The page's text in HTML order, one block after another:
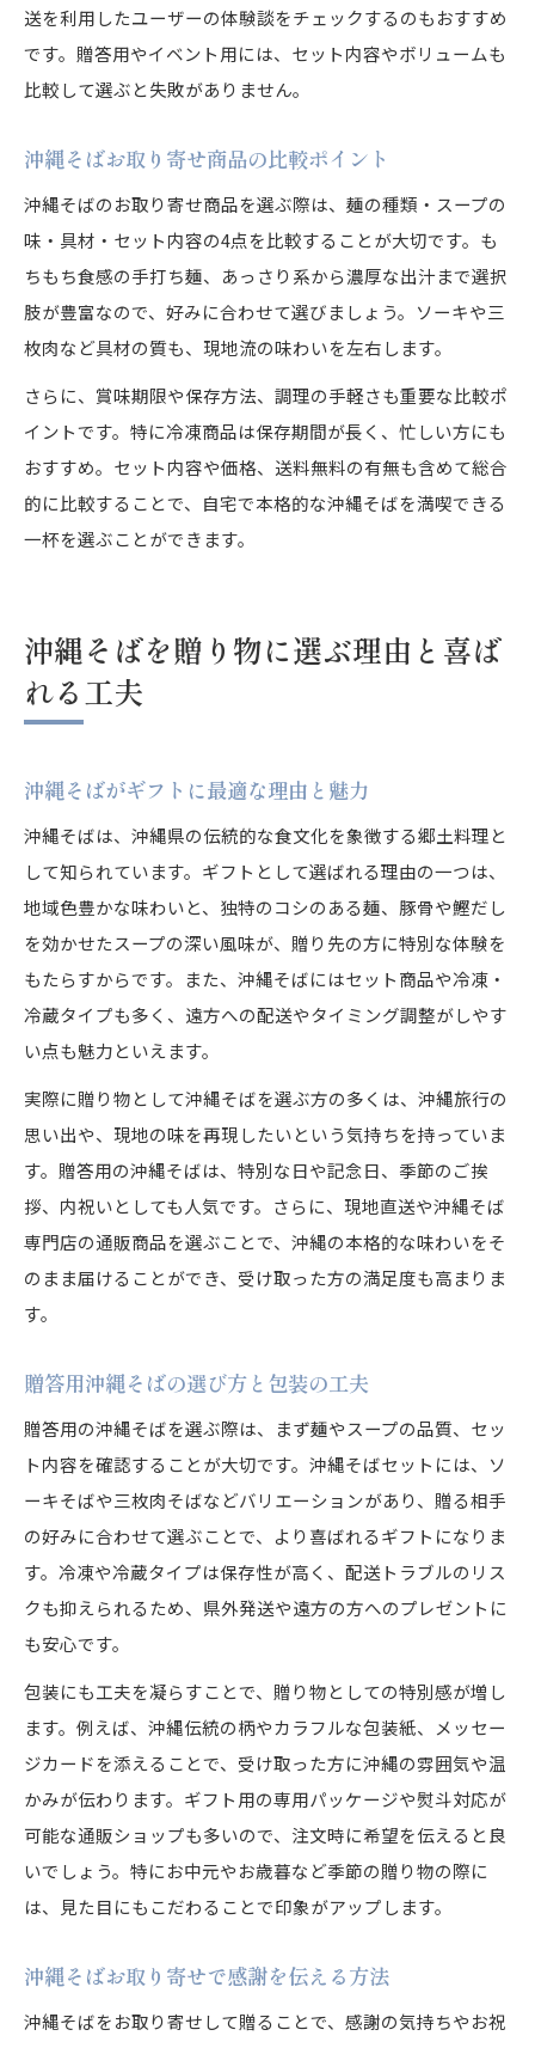
送を利用したユーザーの体験談をチェックするのもおすすめ
です。贈答用やイベント用には、セット内容やボリュームも
比較して選ぶと失敗がありません。
沖縄そばお取り寄せ商品の比較ポイント
沖縄そばのお取り寄せ商品を選ぶ際は、麺の種類・スープの
味・具材・セット内容の4点を比較することが大切です。も
ちもち食感の手打ち麺、あっさり系から濃厚な出汁まで選択
肢が豊富なので、好みに合わせて選びましょう。ソーキや三
枚肉など具材の質も、現地流の味わいを左右します。
さらに、賞味期限や保存方法、調理の手軽さも重要な比較ポ
イントです。特に冷凍商品は保存期間が長く、忙しい方にも
おすすめ。セット内容や価格、送料無料の有無も含めて総合
的に比較することで、自宅で本格的な沖縄そばを満喫できる
一杯を選ぶことができます。
沖縄そばを贈り物に選ぶ理由と喜ば
れる工夫
沖縄そばがギフトに最適な理由と魅力
沖縄そばは、沖縄県の伝統的な食文化を象徴する郷土料理と
して知られています。ギフトとして選ばれる理由の一つは、
地域色豊かな味わいと、独特のコシのある麺、豚骨や鰹だし
を効かせたスープの深い風味が、贈り先の方に特別な体験を
もたらすからです。また、沖縄そばにはセット商品や冷凍・
冷蔵タイプも多く、遠方への配送やタイミング調整がしやす
い点も魅力といえます。
実際に贈り物として沖縄そばを選ぶ方の多くは、沖縄旅行の
思い出や、現地の味を再現したいという気持ちを持っていま
す。贈答用の沖縄そばは、特別な日や記念日、季節のご挨
拶、内祝いとしても人気です。さらに、現地直送や沖縄そば
専門店の通販商品を選ぶことで、沖縄の本格的な味わいをそ
のまま届けることができ、受け取った方の満足度も高まりま
す。
贈答用沖縄そばの選び方と包装の工夫
贈答用の沖縄そばを選ぶ際は、まず麺やスープの品質、セッ
ト内容を確認することが大切です。沖縄そばセットには、ソ
ーキそばや三枚肉そばなどバリエーションがあり、贈る相手
の好みに合わせて選ぶことで、より喜ばれるギフトになりま
す。冷凍や冷蔵タイプは保存性が高く、配送トラブルのリス
クも抑えられるため、県外発送や遠方の方へのプレゼントに
も安心です。
包装にも工夫を凝らすことで、贈り物としての特別感が増し
ます。例えば、沖縄伝統の柄やカラフルな包装紙、メッセー
ジカードを添えることで、受け取った方に沖縄の雰囲気や温
かみが伝わります。ギフト用の専用パッケージや熨斗対応が
可能な通販ショップも多いので、注文時に希望を伝えると良
いでしょう。特にお中元やお歳暮など季節の贈り物の際に
は、見た目にもこだわることで印象がアップします。
沖縄そばお取り寄せで感謝を伝える方法
沖縄そばをお取り寄せして贈ることで、感謝の気持ちやお祝